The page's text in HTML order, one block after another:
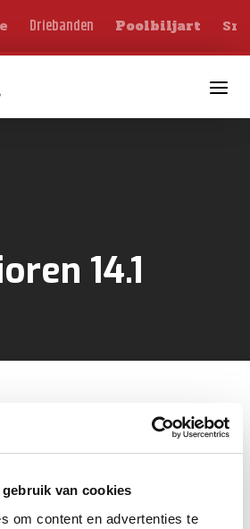
van cookies
om content en advertenties te
Driebanden Poolbiljart
14.1